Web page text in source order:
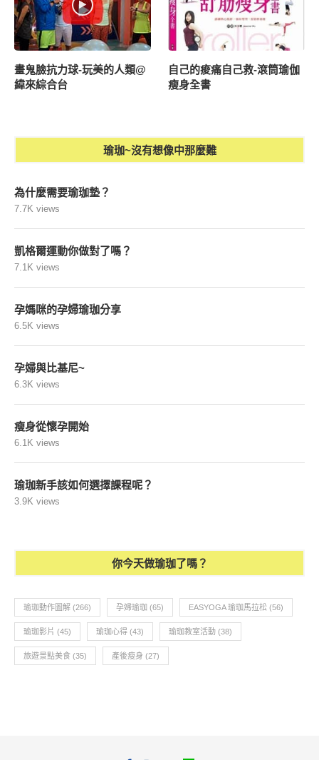
畫鬼臉抗力球-玩美的人類@
緯來綜合台
自己的痠痛自己救-滾筒瑜伽
瘦身全書
瑜珈~沒有想像中那麼難
為什麼需要瑜珈墊？
7.7K views
凱格爾運動你做對了嗎？
7.1K views
孕媽咪的孕婦瑜珈分享
6.5K views
孕婦與比基尼~
6.3K views
瘦身從懷孕開始
6.1K views
瑜珈新手該如何選擇課程呢？
3.9K views
你今天做瑜珈了嗎？
瑜珈動作圖解 (266) 孕婦瑜珈 (65) EASYOGA 瑜珈馬拉松 (56)
瑜珈影片 (45) 瑜珈心得 (43) 瑜珈教室活動 (38)
旅遊景點美食 (35) 產後瘦身 (27)